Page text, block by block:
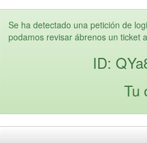
Se ha detectado una petición de
podamos revisar ábrenos un ticket
ID:
Tu